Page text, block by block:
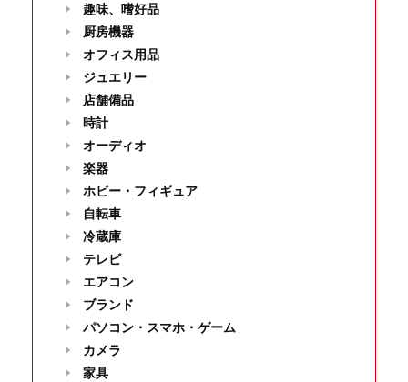
趣味、嗜好品
厨房機器
オフィス用品
ジュエリー
店舗備品
時計
オーディオ
楽器
ホビー・フィギュア
自転車
冷蔵庫
テレビ
エアコン
ブランド
パソコン・スマホ・ゲーム
カメラ
家具